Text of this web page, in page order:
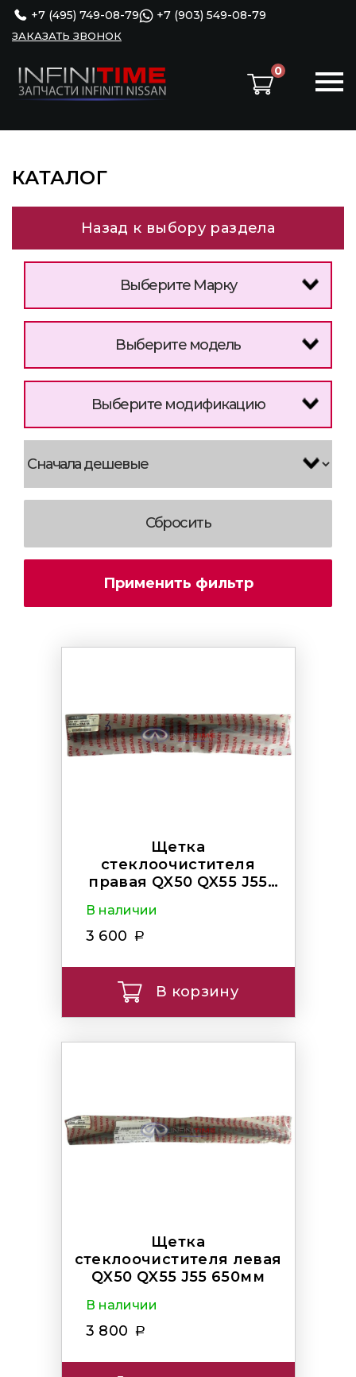
+7 (495) 749-08-79 +7 (903) 549-08-79
ЗАКАЗАТЬ ЗВОНОК
0
КАТАЛОГ
Назад к выбору раздела
Выберите Марку
Выберите модель
Выберите модификацию
Щетка
стеклоочистителя
правая QX50 QX55 J55
В наличии
3 600
В корзину
Щетка
стеклоочистителя левая
QX50 QX55 J55 650мм
В наличии
3 800